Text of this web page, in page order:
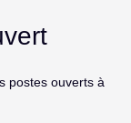
postes ouverts à